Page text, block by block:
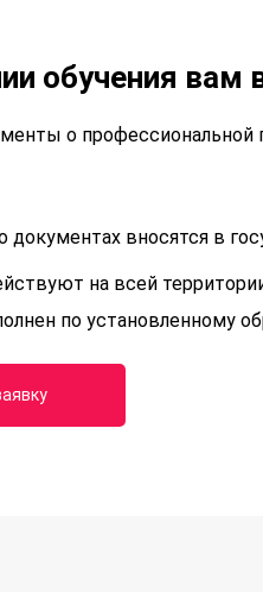
обучения вам
о профессиональной
документах вносятся в
на всей
по установленному